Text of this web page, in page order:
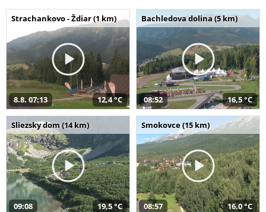
Strachankovo - Ždiar (1 km)
8.8. 07:13 12,4 °C
Bachledova dolina (5 km)
08:52 16,5 °C
Sliezsky dom (14 km)
09:08 19,5 °C
Smokovce (15 km)
08:57 16,0 °C